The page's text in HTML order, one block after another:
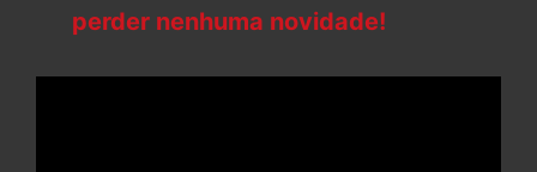
perder nenhuma novidade!